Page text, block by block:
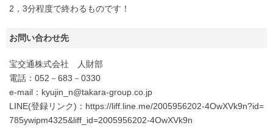
2，3分程度で終わるものです！
お問い合わせ先
宝交通株式会社 人財部
電話：052－683－0330
e-mail：kyujin_n@takara-group.co.jp
LINE(登録リンク)：https://liff.line.me/2005956202-4OwXVk9n?id=
785ywipm4325&liff_id=2005956202-4OwXVk9n